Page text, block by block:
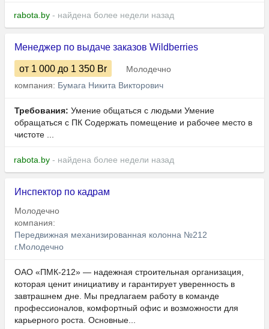
rabota.by - найдена более недели назад
Менеджер по выдаче заказов Wildberries
от 1 000 до 1 350 Br
Молодечно
компания: Бумага Никита Викторович
Требования: Умение общаться с людьми Умение
обращаться с ПК Содержать помещение и рабочее место в
чистоте ...
rabota.by - найдена более недели назад
Инспектор по кадрам
Молодечно
компания:
Передвижная механизированная колонна №212
г.Молодечно
ОАО «ПМК-212» — надежная строительная организация,
которая ценит инициативу и гарантирует уверенность в
завтрашнем дне. Мы предлагаем работу в команде
профессионалов, комфортный офис и возможности для
карьерного роста. Основные...